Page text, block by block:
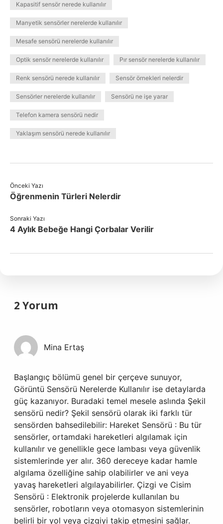
Kapasitif sensör nerede kullanılır
Manyetik sensörler nerelerde kullanılır
Mesafe sensörü nerelerde kullanılır
Optik sensör nerelerde kullanılır Pır sensör nerelerde kullanılır
Renk sensörü nerede kullanılır Sensör örnekleri nelerdir
Sensörler nerelerde kullanılır Sensörü ne işe yarar
Telefon kamera sensörü nedir
Yaklaşım sensörü nerede kullanılır
Önceki Yazı
Öğrenmenin Türleri Nelerdir
Sonraki Yazı
4 Aylık Bebeğe Hangi Çorbalar Verilir
2 Yorum
Mina Ertaş
Başlangıç bölümü genel bir çerçeve sunuyor,
Görüntü Sensörü Nerelerde Kullanılır ise detaylarda
güç kazanıyor. Buradaki temel mesele aslında Şekil
sensörü nedir? Şekil sensörü olarak iki farklı tür
sensörden bahsedilebilir: Hareket Sensörü : Bu tür
sensörler, ortamdaki hareketleri algılamak için
kullanılır ve genellikle gece lambası veya güvenlik
sistemlerinde yer alır. 360 dereceye kadar hamle
algılama özelliğine sahip olabilirler ve ani veya
yavaş hareketleri algılayabilirler. Çizgi ve Cisim
Sensörü : Elektronik projelerde kullanılan bu
sensörler, robotların veya otomasyon sistemlerinin
belirli bir yol veya çizgiyi takip etmesini sağlar.